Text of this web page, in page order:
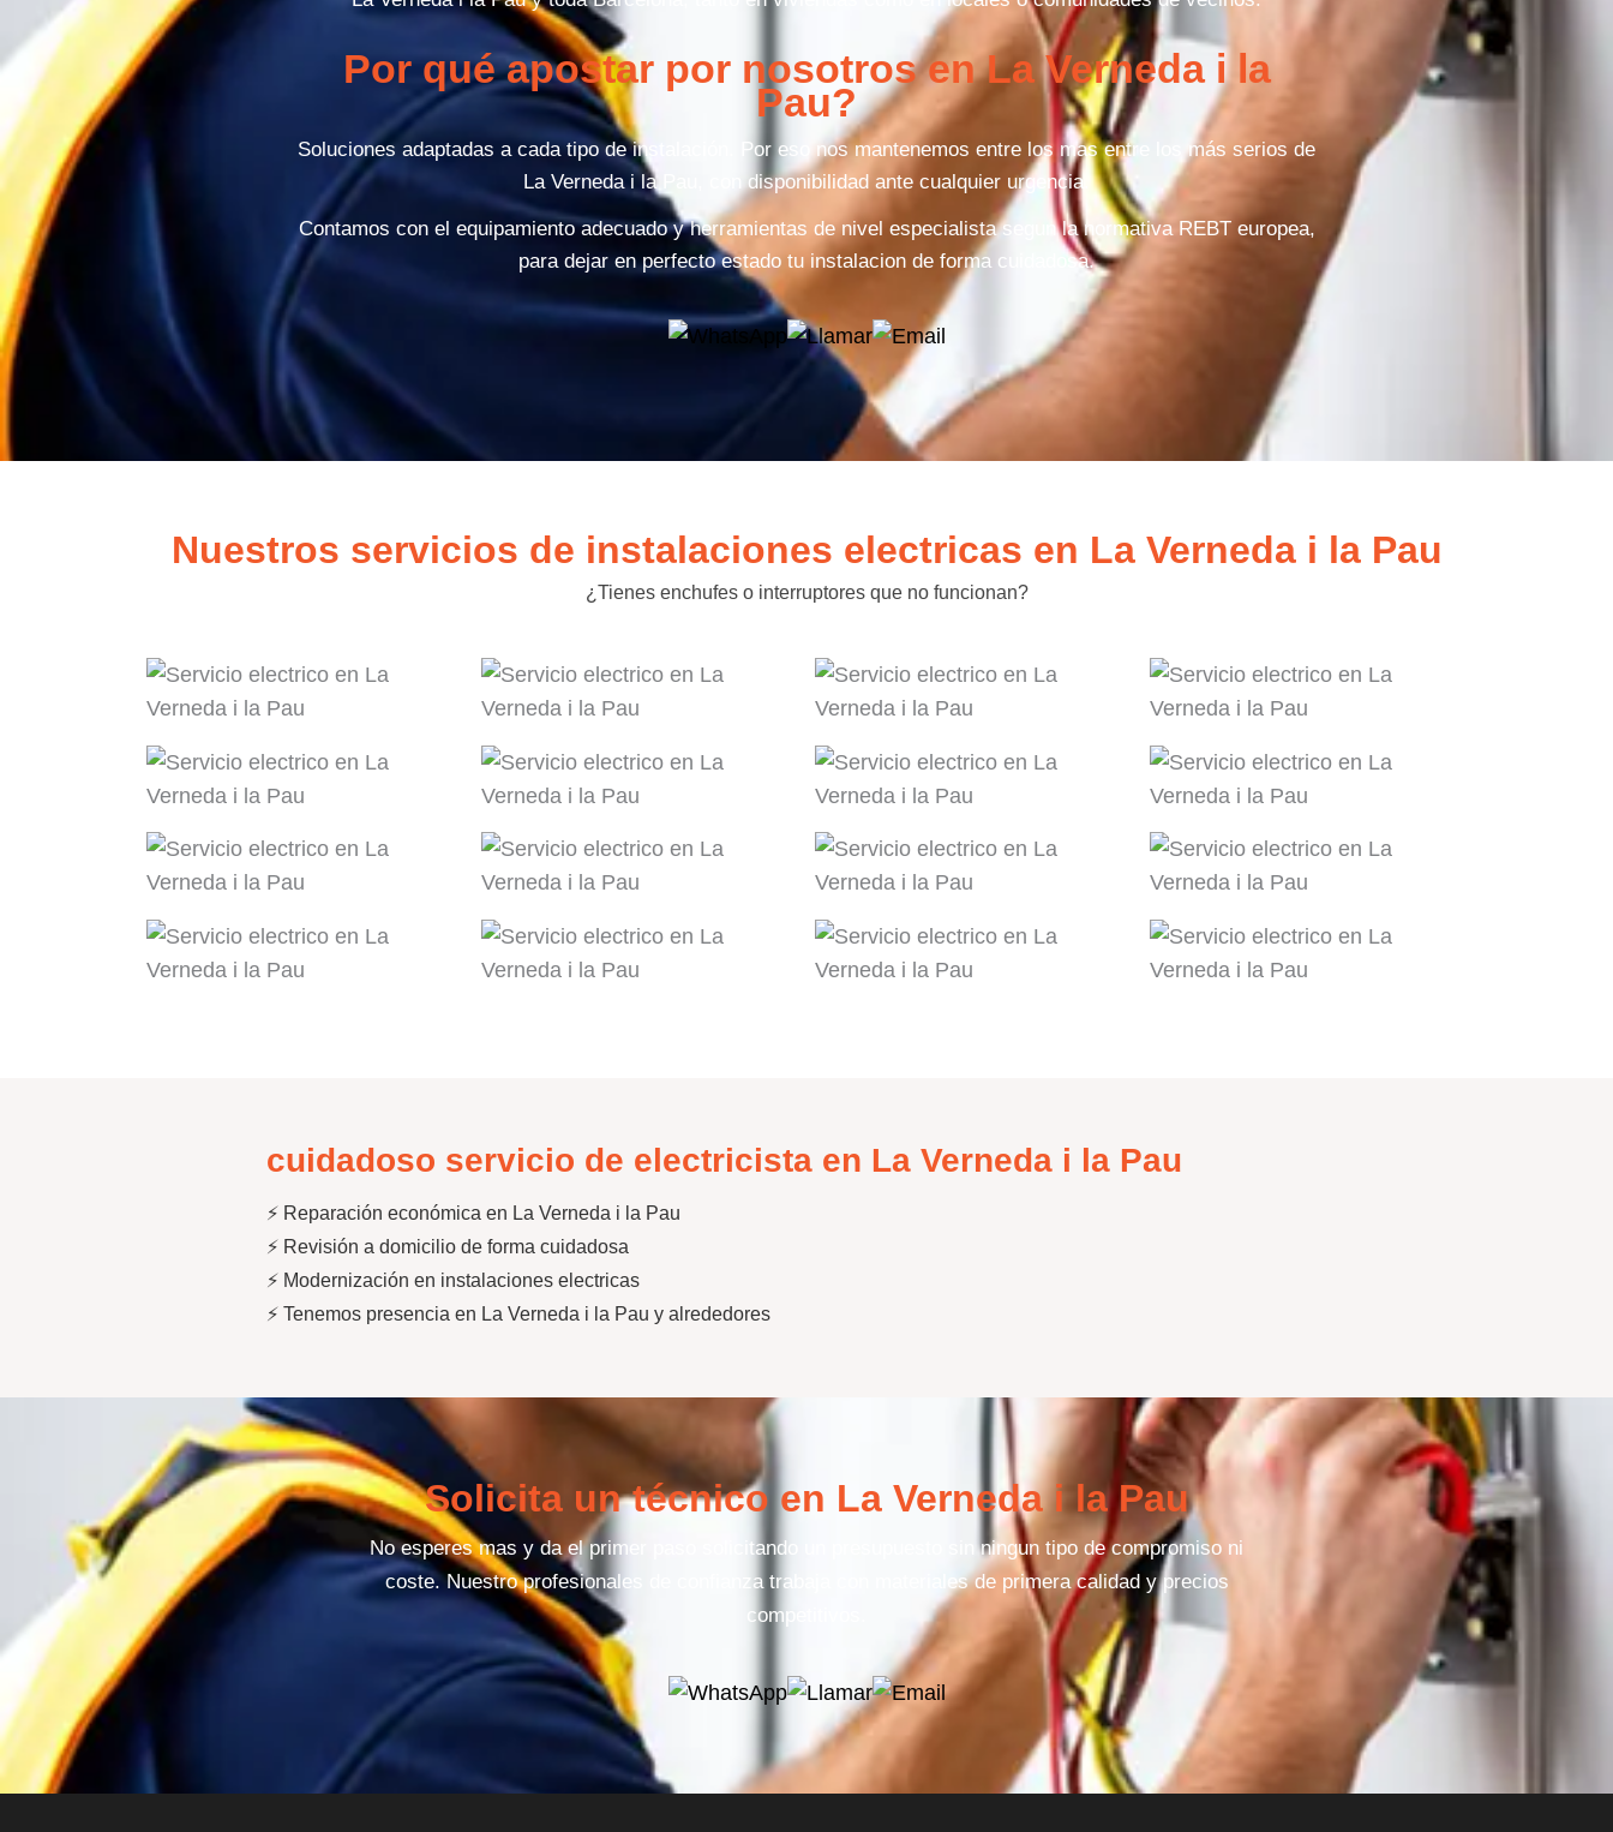
Por qué apostar por nosotros en La Verneda i la
Pau?
Soluciones adaptadas a cada tipo de instalación. Por eso nos mantenemos entre los mas entre los más serios de
La Verneda i la Pau, con disponibilidad ante cualquier urgencia.
Contamos con el equipamiento adecuado y herramientas de nivel especialista segun la normativa REBT europea,
para dejar en perfecto estado tu instalacion de forma cuidadosa.
Nuestros servicios de instalaciones electricas en La Verneda i la Pau
¿Tienes enchufes o interruptores que no funcionan?
cuidadoso servicio de electricista en La Verneda i la Pau
⚡ Reparación económica en La Verneda i la Pau
⚡ Revisión a domicilio de forma cuidadosa
⚡ Modernización en instalaciones electricas
⚡ Tenemos presencia en La Verneda i la Pau y alrededores
Solicita un técnico en La Verneda i la Pau
No esperes mas y da el primer paso solicitando un presupuesto sin ningun tipo de compromiso ni
coste. Nuestro profesionales de confianza trabaja con materiales de primera calidad y precios
competitivos.